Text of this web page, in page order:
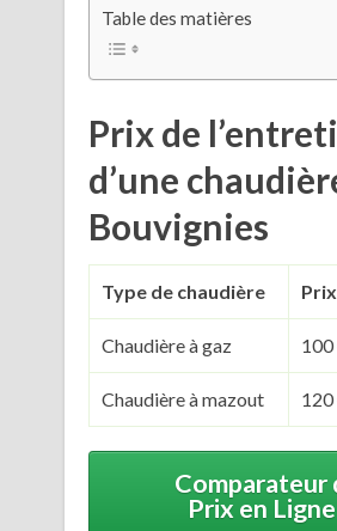
Table des matières
Prix de
d’une
Bouvignies
Type de chaudière
Chaudière à gaz
Chaudière à mazout
Comparateur
Prix en